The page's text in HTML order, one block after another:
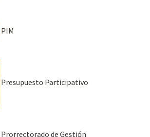
PIM
Presupuesto Participativo
Prorrectorado de Gestión